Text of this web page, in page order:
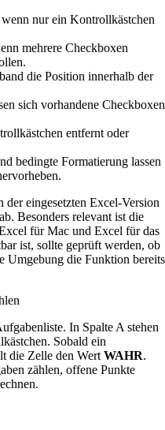
nur ein Kontrollkästchen
mehrere Checkboxen
die Position innerhalb der
sich vorhandene Checkboxen
entfernt oder
bedingte Formatierung lassen
eingesetzten Excel-Version
Besonders relevant ist die
für Mac und Excel für das
ist, sollte geprüft werden, ob
Umgebung die Funktion bereits
In Spalte A stehen
Sobald ein
die Zelle den Wert WAHR.
zählen, offene Punkte